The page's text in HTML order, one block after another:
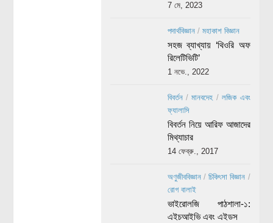
7 মে, 2023
পদার্থবিজ্ঞান/ মহাকাশ বিজ্ঞান
সহজ ব্যাখ্যায় ‘থিওরি অফ
রিলেটিভিটি’
1 নভে., 2022
বিবর্তন/মানবদেহ /লজিক এবং
ফ্যালাসি
বিবর্তন নিয়ে আরিফ আজাদের
মিথ্যাচার
14 ফেব্রু., 2017
অণুজীববিজ্ঞান/চিকিৎসা বিজ্ঞান /
রোগ বালাই
ভাইরোলজি পাঠশালা-১:
এইচআইভি এবং এইডস